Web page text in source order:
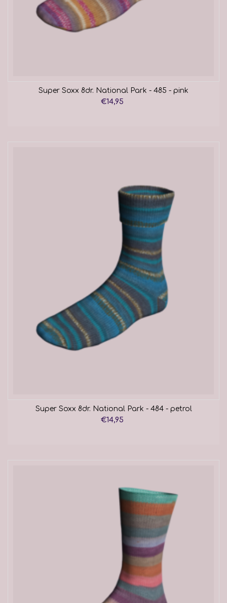
Super Soxx 8dr. National Park - 485 - pink
€14,95
Super Soxx 8dr. National Park - 484 - petrol
€14,95